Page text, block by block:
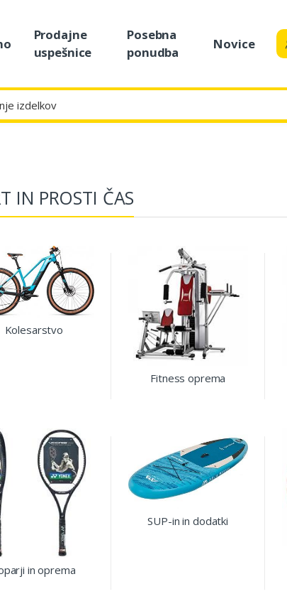
Prodajne
uspešnice
Posebna
ponudba
Novice
IN PROSTI ČAS
Kolesarstvo
Fitness oprema
in oprema
SUP-in in dodatki